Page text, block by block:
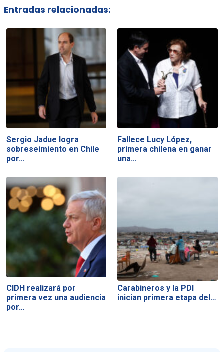
Entradas relacionadas:
Sergio Jadue logra
sobreseimiento en Chile
por…
Fallece Lucy López,
primera chilena en ganar
una…
CIDH realizará por
primera vez una audiencia
por…
Carabineros y la PDI
inician primera etapa del…